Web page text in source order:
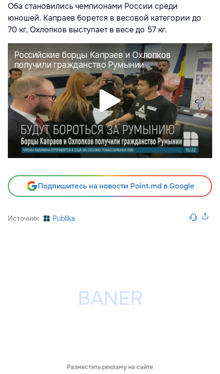
Оба становились чемпионами России среди
юношей. Капраев борется в весовой категории до
70 кг, Охлопков выступает в весе до 57 кг.
Подпишитесь на новости Point.md в Google
Источник Publika
Разместить рекламу на сайте